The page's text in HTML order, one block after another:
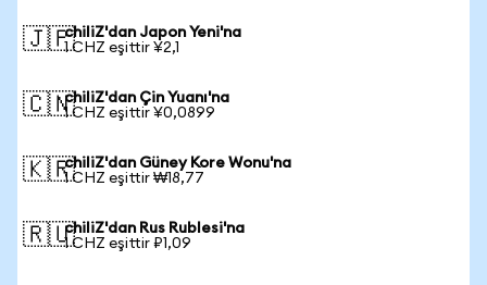
🇯🇵chiliZ'dan Japon Yeni'na
1 CHZ eşittir ¥2,1
🇨🇳chiliZ'dan Çin Yuanı'na
1 CHZ eşittir ¥0,0899
🇰🇷chiliZ'dan Güney Kore Wonu'na
1 CHZ eşittir ₩18,77
🇷🇺chiliZ'dan Rus Rublesi'na
1 CHZ eşittir ₽1,09